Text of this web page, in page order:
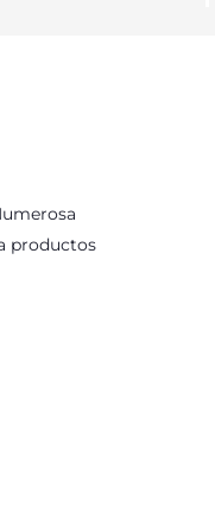
calidad. No te
productos